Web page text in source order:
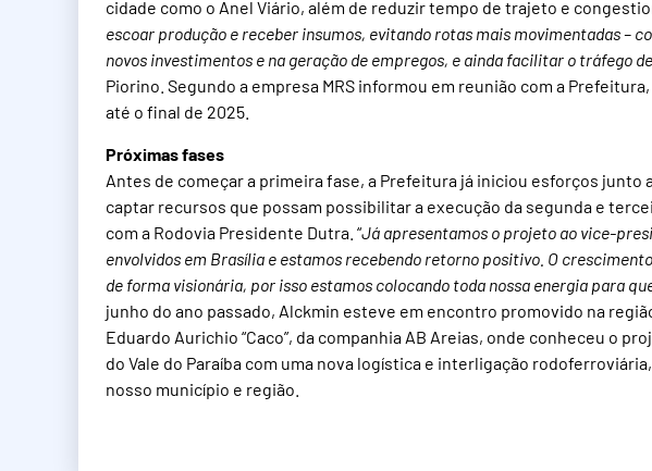
cidade como o Anel Viário, além de reduzir tempo de trajeto e
escoar produção e receber insumos, evitando rotas mais movimentadas –
novos investimentos e na geração de empregos, e ainda facilitar o tráfego
Piorino. Segundo a empresa MRS informou em reunião com a
até o final de 2025.
Próximas fases
Antes de começar a primeira fase, a Prefeitura já iniciou esforços junto
captar recursos que possam possibilitar a execução da segunda e
com a Rodovia Presidente Dutra. “Já apresentamos o projeto ao vice-
envolvidos em Brasília e estamos recebendo retorno positivo. O
de forma visionária, por isso estamos colocando toda nossa energia para
junho do ano passado, Alckmin esteve em encontro promovido na
Eduardo Aurichio “Caco”, da companhia AB Areias, onde conheceu o
do Vale do Paraíba com uma nova logística e interligação
nosso município e região.